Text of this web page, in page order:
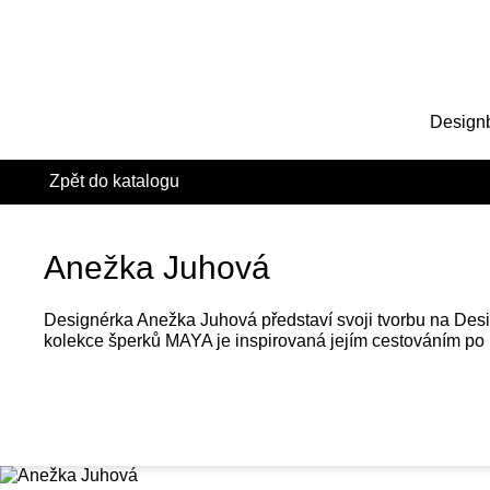
Zpět do katalogu
Anežka Juhová
Designérka Anežka Juhová představí svoji tvorbu na
kolekce šperků MAYA je inspirovaná jejím cestováním po